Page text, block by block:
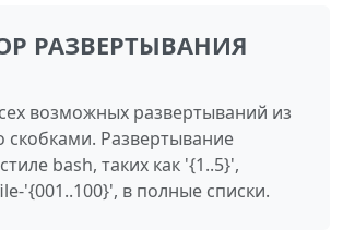
РАЗВЕРТЫВАНИЯ
возможных развертываний из
скобками. Развертывание
bash, таких как '{1..5}',
'{001..100}', в полные списки.